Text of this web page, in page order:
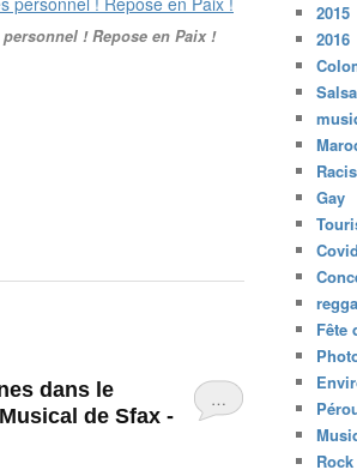
! Repose en Paix !
…
dans le
de Sfax -
2015
2016
Salsa
Gay
Fête
Rock